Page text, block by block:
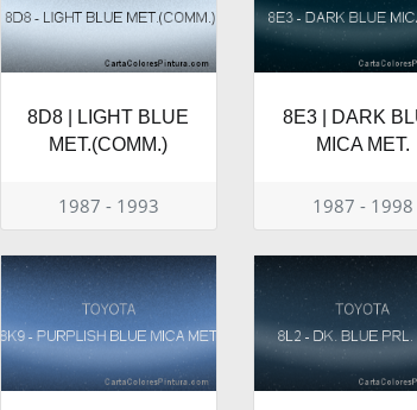
8D8 | LIGHT BLUE
MET.(COMM.)
1987 - 1993
8E3 | DARK
MICA MET.
1987 - 1998